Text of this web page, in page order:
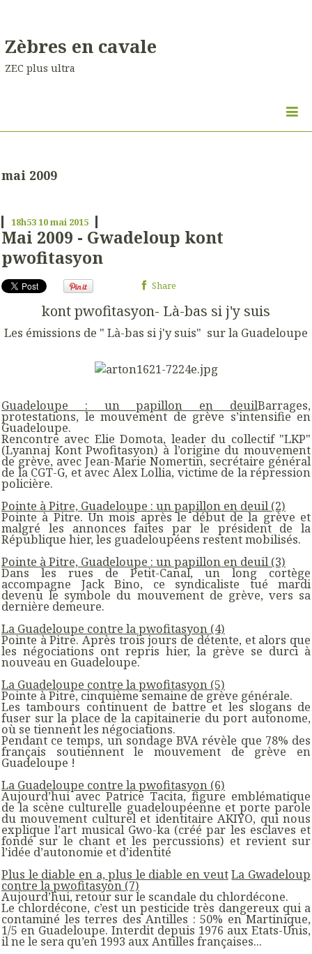
Zèbres en cavale
ZEC plus ultra
mai 2009
18h5310mai 2015
Mai 2009 - Gwadeloup kont
pwofitasyon
Share
kont pwofitasyon- Là-bas si j'y suis
Les émissions de " Là-bas si j'y suis" sur la Guadeloupe
Guadeloupe : un papillon en deuilBarrages,
protestations, le mouvement de grève s’intensifie en
Guadeloupe.
Rencontre avec Elie Domota, leader du collectif "LKP"
(Lyannaj Kont Pwofitasyon) à l’origine du mouvement
de grève, avec Jean-Marie Nomertin, secrétaire général
de la CGT-G, et avec Alex Lollia, victime de la répression
policière.
Pointe à Pitre, Guadeloupe : un papillon en deuil (2)
Pointe à Pitre. Un mois après le début de la grève et
malgré les annonces faites par le président de la
République hier, les guadeloupéens restent mobilisés.
Pointe à Pitre, Guadeloupe : un papillon en deuil (3)
Dans les rues de Petit-Canal, un long cortège
accompagne Jack Bino, ce syndicaliste tué mardi
devenu le symbole du mouvement de grève, vers sa
dernière demeure.
La Guadeloupe contre la pwofitasyon (4)
Pointe à Pitre. Après trois jours de détente, et alors que
les négociations ont repris hier, la grève se durci à
nouveau en Guadeloupe.
La Guadeloupe contre la pwofitasyon (5)
Pointe à Pitre, cinquième semaine de grève générale.
Les tambours continuent de battre et les slogans de
fuser sur la place de la capitainerie du port autonome,
où se tiennent les négociations.
Pendant ce temps, un sondage BVA révèle que 78% des
français soutiennent le mouvement de grève en
Guadeloupe !
La Guadeloupe contre la pwofitasyon (6)
Aujourd’hui avec Patrice Tacita, figure emblématique
de la scène culturelle guadeloupéenne et porte parole
du mouvement culturel et identitaire AKIYO, qui nous
explique l’art musical Gwo-ka (créé par les esclaves et
fondé sur le chant et les percussions) et revient sur
l’idée d’autonomie et d’identité
Plus le diable en a, plus le diable en veut La Gwadeloup
contre la pwofitasyon (7)
Aujourd’hui, retour sur le scandale du chlordécone.
Le chlordécone, c’est un pesticide très dangereux qui a
contaminé les terres des Antilles : 50% en Martinique,
1/5 en Guadeloupe. Interdit depuis 1976 aux Etats-Unis,
il ne le sera qu’en 1993 aux Antilles françaises...